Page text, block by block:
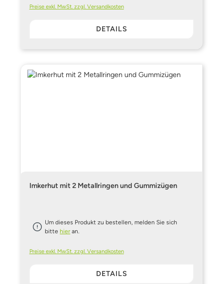
Preise exkl. MwSt. zzgl. Versandkosten
DETAILS
Imkerhut mit 2 Metallringen und Gummizügen
Um dieses Produkt zu bestellen, melden Sie sich
bittehier an.
Preise exkl. MwSt. zzgl. Versandkosten
DETAILS